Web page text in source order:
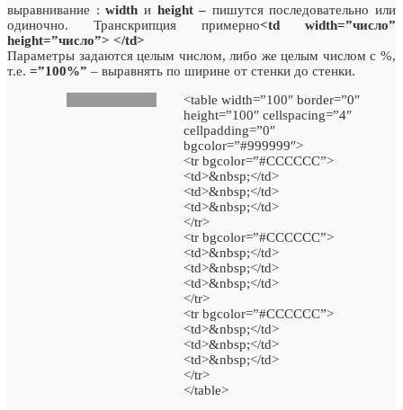
выравнивание :width и height – пишутся последовательно или
одиночно. Транскрипция примерно<td width=”число”
height=”число”> </td>
Параметры задаются целым числом, либо же целым числом с %,
т.е. =”100%” – выравнять по ширине от стенки до стенки.
<table width=”100″ border=”0″
height=”100″ cellspacing=”4″
cellpadding=”0″
bgcolor=”#999999″>
<tr bgcolor=”#CCCCCC”>
<td>&nbsp;</td>
<td>&nbsp;</td>
<td>&nbsp;</td>
</tr>
<tr bgcolor=”#CCCCCC”>
<td>&nbsp;</td>
<td>&nbsp;</td>
<td>&nbsp;</td>
</tr>
<tr bgcolor=”#CCCCCC”>
<td>&nbsp;</td>
<td>&nbsp;</td>
<td>&nbsp;</td>
</tr>
</table>